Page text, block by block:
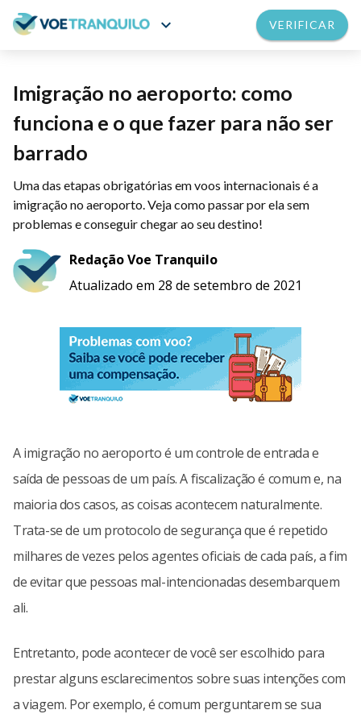
expand_more VERIFICAR
Imigração no aeroporto: como
funciona e o que fazer para não ser
barrado
Uma das etapas obrigatórias em voos internacionais é a
imigração no aeroporto. Veja como passar por ela sem
problemas e conseguir chegar ao seu destino!
Redação Voe Tranquilo
Atualizado em 28 de setembro de 2021
A imigração no aeroporto é um controle de entrada e
saída de pessoas de um país. A fiscalização é comum e, na
maioria dos casos, as coisas acontecem naturalmente.
Trata-se de um protocolo de segurança que é repetido
milhares de vezes pelos agentes oficiais de cada país, a fim
de evitar que pessoas mal-intencionadas desembarquem
ali.
Entretanto, pode acontecer de você ser escolhido para
prestar alguns esclarecimentos sobre suas intenções com
a viagem. Por exemplo, é comum perguntarem se sua